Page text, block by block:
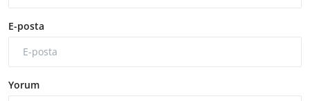
E-posta
Yorum